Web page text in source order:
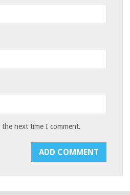
the next time I comment.